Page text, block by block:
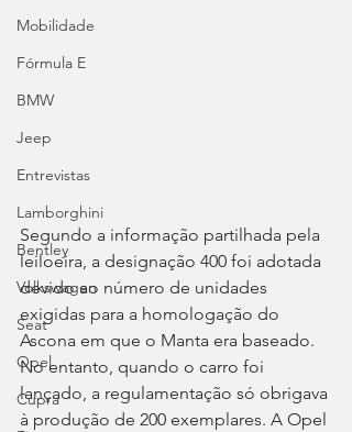
Mobilidade
Fórmula E
BMW
Jeep
Entrevistas
Lamborghini
Bentley
Volkswagen
Seat
Opel
Cupra
Segundo a informação partilhada pela
leiloeira, a designação 400 foi adotada
devido ao número de unidades
exigidas para a homologação do
Ascona em que o Manta era baseado.
No entanto, quando o carro foi
lançado, a regulamentação só obrigava
à produção de 200 exemplares. A Opel